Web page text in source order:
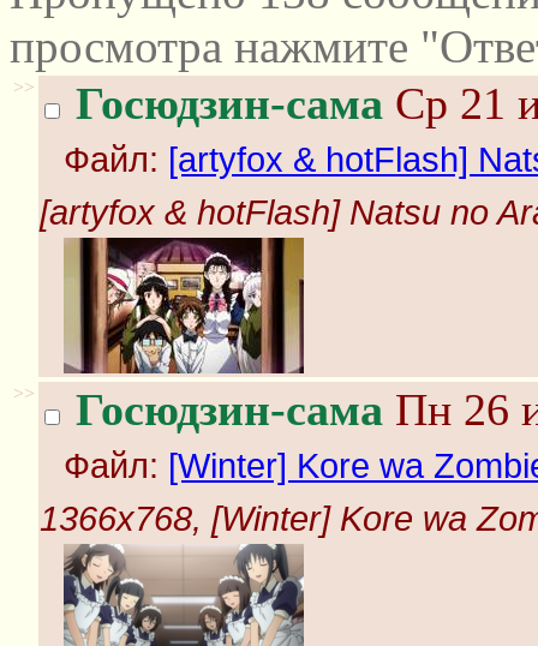
просмотра нажмите
>> Госюдзин-сама Ср 21
Файл: [artyfox & hotFlash]
[artyfox & hotFlash] Natsu no
>> Госюдзин-сама Пн 26
Файл: [Winter] Kore wa
1366x768, [Winter] Kore wa